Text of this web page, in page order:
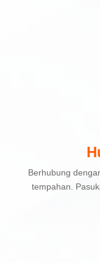
Berhubung
tempahan.